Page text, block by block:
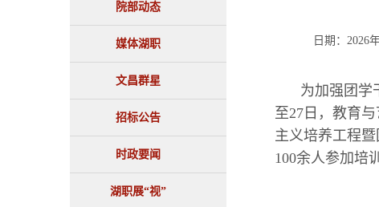
院部动态
媒体湖职
文昌群星
招标公告
时政要闻
湖职展“视”
日期：
为加强团学
至27日，教育
主义培养工程
100余人参加培